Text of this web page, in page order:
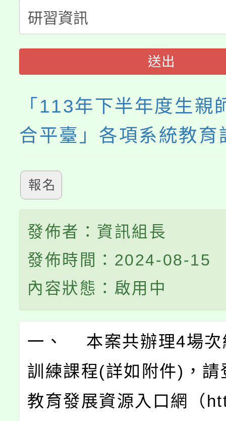
程，歡迎學生輔導中心
心理、諮商輔導、社會
系所師生報名參加。
縣市「校園短影音徵選
踴躍報名參加。
桃園市115學年度學生
要點
「桃園市補助參觀特色
展演活動實施計畫」
送出
「113年下半年度生親
合平臺」各項系統教育
報名
發佈者：資訊組長
發佈時間：2024-08-15
內容狀態：啟用中
一、 本案共辦理4場次
訓練課程(詳如附件)，請
教育發展資源入口網（